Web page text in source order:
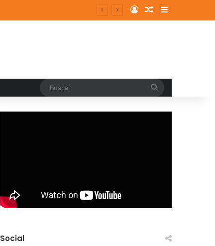
Log InRandom Article
Sidebar
Social